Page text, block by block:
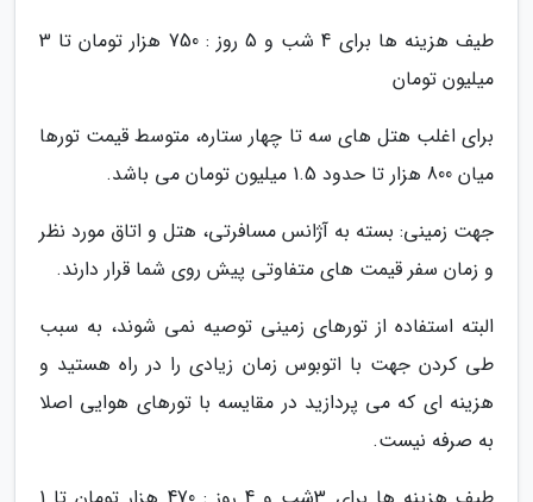
طیف هزینه ها برای 4 شب و 5 روز : 750 هزار تومان تا 3
میلیون تومان
برای اغلب هتل های سه تا چهار ستاره، متوسط قیمت تورها
میان 800 هزار تا حدود 1.5 میلیون تومان می باشد.
جهت زمینی: بسته به آژانس مسافرتی، هتل و اتاق مورد نظر
و زمان سفر قیمت های متفاوتی پیش روی شما قرار دارند.
البته استفاده از تورهای زمینی توصیه نمی شوند، به سبب
طی کردن جهت با اتوبوس زمان زیادی را در راه هستید و
هزینه ای که می پردازید در مقایسه با تورهای هوایی اصلا
به صرفه نیست.